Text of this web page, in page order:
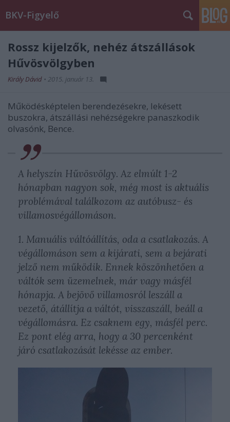
BKV-Figyelő
Rossz kijelzők, nehéz átszállások
Hűvösvölgyben
Király Dávid • 2015. január 13.
Működésképtelen berendezésekre, lekésett
buszokra, átszállási nehézségekre panaszkodik
olvasónk, Bence.
A helyszín Hűvösvölgy. Az elmúlt 1-2
hónapban nagyon sok, még most is aktuális
problémával találkozom az autóbusz- és
villamosvégállomáson.
1. Manuális váltóállítás, oda a csatlakozás. A
végállomáson sem a kijárati, sem a bejárati
jelző nem működik. Ennek köszönhetően a
váltók sem üzemelnek, már vagy másfél
hónapja. A bejövő villamosról leszáll a
vezető, átállítja a váltót, visszaszáll, beáll a
végállomásra. Ez csaknem egy, másfél perc.
Ez pont elég arra, hogy a 30 percenként
járó csatlakozását lekésse az ember.